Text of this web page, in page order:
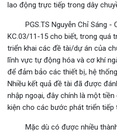
lao động trực tiếp trong dây
PGS.TS Nguyễn Chỉ Sáng -
KC.03/11-15 cho biết, trong quá
triển khai các đề tài/dự án của
lĩnh vực tự động hóa và cơ khí
để đảm bảo các thiết bị, hệ
Nhiều kết quả đề tài đã được
nhập ngoại, đây chính là một
kiện cho các bước phát triển tiếp
Mặc dù có được nhiều thành